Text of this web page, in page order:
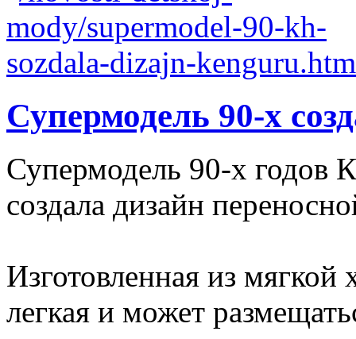
Супермодель 90-х
Супермодель 90-х годов
создала дизайн
Изготовленная из мягкой
легкая и может